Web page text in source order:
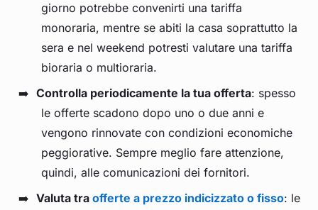
giorno potrebbe convenirti una tariffa
monoraria, mentre se abiti la casa soprattutto la
sera e nel weekend potresti valutare una tariffa
bioraria o multioraria.
Controlla periodicamente la tua offerta: spesso
le offerte scadono dopo uno o due anni e
vengono rinnovate con condizioni economiche
peggiorative. Sempre meglio fare attenzione,
quindi, alle comunicazioni dei fornitori.
Valuta tra offerte a prezzo indicizzato o fisso: le